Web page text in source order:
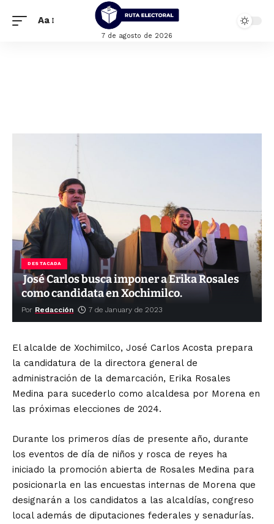
Aa
7 de agosto de 2026
DESTACADA
José Carlos busca imponer a Erika Rosales
como candidata en Xochimilco.
Por Redacción 7 de January de 2023
El alcalde de Xochimilco, José Carlos Acosta prepara
la candidatura de la directora general de
administración de la demarcación, Erika Rosales
Medina para sucederlo como alcaldesa por Morena en
las próximas elecciones de 2024.
Durante los primeros días de presente año, durante
los eventos de día de niños y rosca de reyes ha
iniciado la promoción abierta de Rosales Medina para
posicionarla en las encuestas internas de Morena que
designarán a los candidatos a las alcaldías, congreso
local además de diputaciones federales y senadurías.